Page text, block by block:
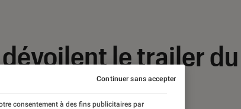
le trailer du
consentement à des fins publicitaires par
Continuer sans accepter